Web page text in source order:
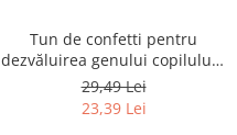
Tun de confetti pentru
dezvăluirea genului copilului -
Ready to Pop, albastru, 60cm
29,49 Lei
23,39 Lei